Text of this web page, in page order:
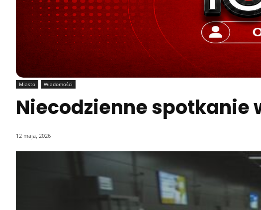
Miasto Wiadomości
Niecodzienne spotkanie
12 maja, 2026